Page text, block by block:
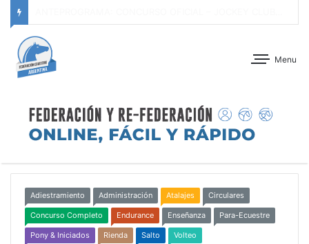
Menu
Adiestramiento Administración Atalajes Circulares
Concurso Completo Endurance Enseñanza Para-Ecuestre
Pony & Iniciados Rienda Salto Volteo